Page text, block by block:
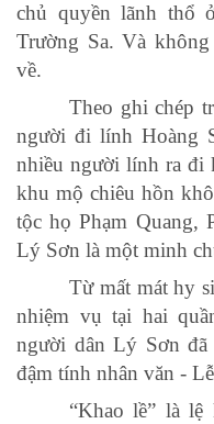
chủ quyền lãnh thổ
Trường Sa. Và
về.
Theo ghi chép
người đi lính Hoàng
nhiều người lính ra đi
khu mộ chiêu hồn
tộc họ Phạm Quang,
Lý Sơn là một minh
Từ mất mát hy
nhiệm vụ tại hai
người dân Lý Sơn
đậm tính nhân văn -
“Khao lề” là